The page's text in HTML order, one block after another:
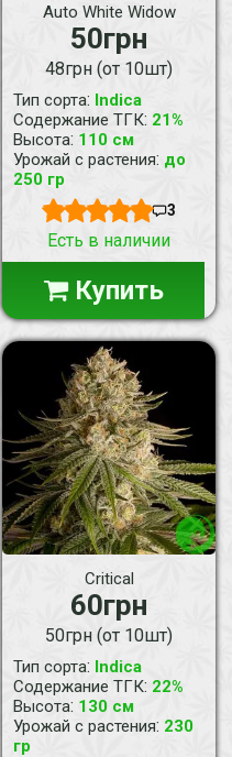
Auto White Widow
50грн
48грн (от 10шт)
Тип сорта: Indica
Содержание ТГК: 21%
Высота: 110 см
Урожай с растения: до
250 гр
3
Есть в наличии
Купить
Critical
60грн
50грн (от 10шт)
Тип сорта: Indica
Содержание ТГК: 22%
Высота: 130 см
Урожай с растения: 230
гр